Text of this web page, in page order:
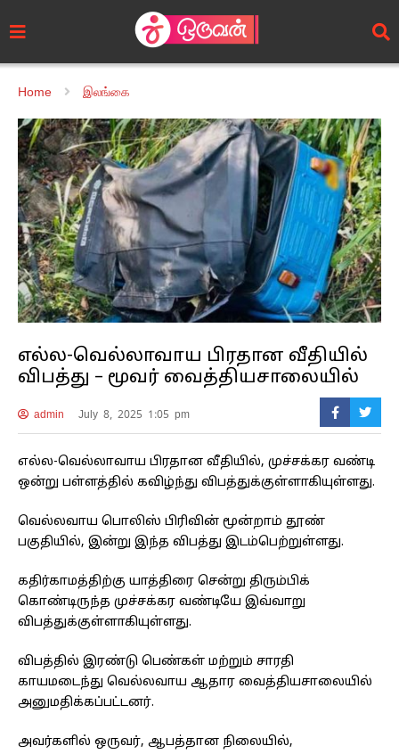
Home இலங்கை
எல்ல-வெல்லாவாய பிரதான வீதியில்
விபத்து – மூவர் வைத்தியசாலையில்
admin July 8, 2025 1:05 pm
எல்ல-வெல்லாவாய பிரதான வீதியில், முச்சக்கர வண்டி
ஒன்று பள்ளத்தில் கவிழ்ந்து விபத்துக்குள்ளாகியுள்ளது.
வெல்லவாய பொலிஸ் பிரிவின் மூன்றாம் தூண்
பகுதியில், இன்று இந்த விபத்து இடம்பெற்றுள்ளது.
கதிர்காமத்திற்கு யாத்திரை சென்று திரும்பிக்
கொண்டிருந்த முச்சக்கர வண்டியே இவ்வாறு
விபத்துக்குள்ளாகியுள்ளது.
விபத்தில் இரண்டு பெண்கள் மற்றும் சாரதி
காயமடைந்து வெல்லவாய ஆதார வைத்தியசாலையில்
அனுமதிக்கப்பட்டனர்.
அவர்களில் ஒருவர், ஆபத்தான நிலையில்,